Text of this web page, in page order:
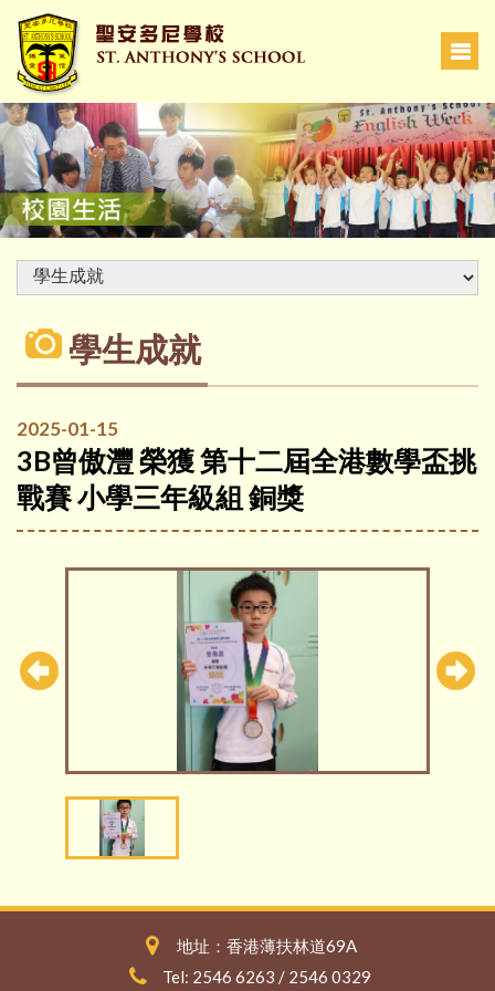
學生成就
2025-01-15
3B曾傲灃 榮獲 第十二屆全港數學盃挑
戰賽 小學三年級組 銅獎
地址：香港薄扶林道69A
Tel: 2546 6263 / 2546 0329